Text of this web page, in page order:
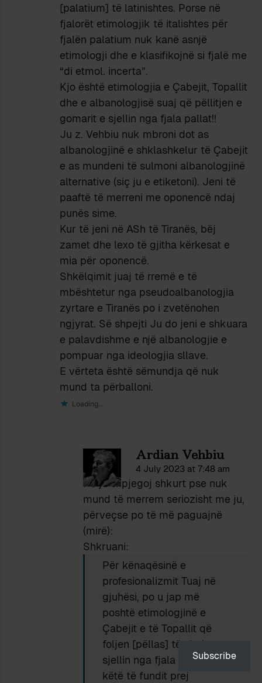
[palatium] të latinishtes. Porse në
fjalorët etimologjik të italishtes për
fjalën palatium nuk kanë asnjë
etimologji dhe e klasifikojnë si fjalë me
“di etmol. incerta”.
Kjo është etimologjia e Çabejit, Topallit
dhe e albanologjisë suaj që pëllitjen e
gomarit e sjellin nga fjala pallat!!
Ju z. Vehbiu nuk mbroni dot as
albanologjinë e shklashkelur të Çabejit
e as mundeni të sulmoni albanologjinë
alternative (siç ju e etiketoni). Jeni të
paaftë të merreni me oponencë ndaj
punës sime.
Kur të jeni në ASh të Tiranës, bëj
zamet dhe lexo të gjitha kërkesat e
mia për oponencë.
Shkëlqimit juaj të rremë e të
mbështetur nga pseudoalbanologjia
zyrtare e Tiranës po i zvetënohen
ngjyrat. Së shpejti Ju do jeni e shkuara
e palavdishme e një albanologjie e
pompuar nga ideologjia sllave.
E vërteta është sëmundja që nuk
mund ta përballoni.
Loading...
Ardian Vehbiu
4 July 2023 at 7:48 am
Po ju shpjegoj shkurt pse nuk
mund të merrem seriozisht me ju,
përveçse po të më paguajnë
(mirë):
Shkruani:
Për kënaqësinë e
profesionalizmit Tuaj në
gjuhësi, po u jap më
poshtë etimologjinë e
Çabejit e të Topallit që
foljen [pëllas] të shqipes e
sjellin nga fjala [pallat] e
këtë të fundit prej
Subscribe